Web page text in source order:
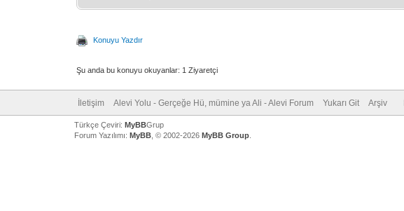
Konuyu Yazdır
Şu anda bu konuyu okuyanlar: 1 Ziyaretçi
İletişim Alevi Yolu - Gerçeğe Hü, mümine ya Ali - Alevi Forum Yukarı Git Arşiv
Türkçe Çeviri: MyBBGrup
Forum Yazılımı: MyBB, © 2002-2026 MyBB Group.